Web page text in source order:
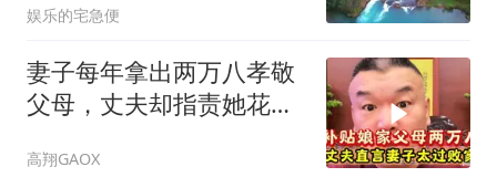
娱乐的宅急便
妻子每年拿出两万八孝敬
父母，丈夫却指责她花钱
高翔GAOX